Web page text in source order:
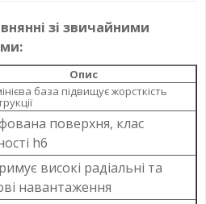
зі звичайними
Опис
база підвищує жорсткість
поверхня, клас
h6
високі радіальні та
навантаження